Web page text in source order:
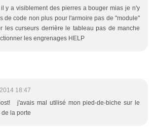
y a visiblement des pierres a bouger mias je n'y
de code non plus pour l'armoire pas de "module"
les curseurs derrière le tableau pas de manche
les engrenages HELP
18:47
j'avais mal utilisé mon pied-de-biche sur le
la porte